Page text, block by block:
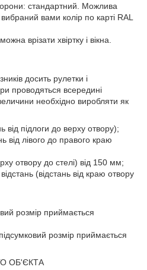
стандартний. Можлива
вами колір по карті RAL
врізати хвіртку і вікна.
досить рулетки і
проводяться всередині
необхідно виробляти як
від підлоги до верху отвору);
від лівого до правого краю
отвору до стелі) від 150 мм;
(відстань від краю отвору
розмір приймається
розмір приймається
ОБ'ЄКТА